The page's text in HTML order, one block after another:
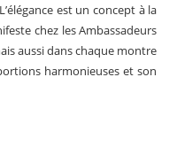
est un concept à la
chez les Ambassadeurs
aussi dans chaque montre
harmonieuses et son